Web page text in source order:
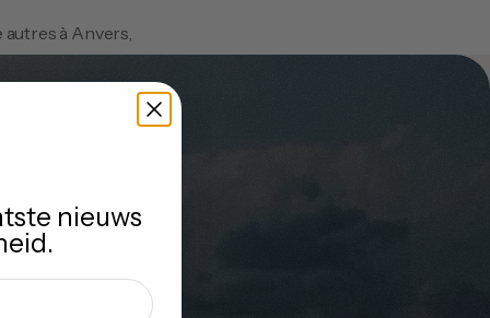
à Anvers,
choisir de planter
vous recevoir
sans engagement
soirée !
nieuws